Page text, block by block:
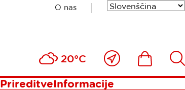
O nas
20°C
Blizu
mene
Ikona Išči
PrireditveInformacije